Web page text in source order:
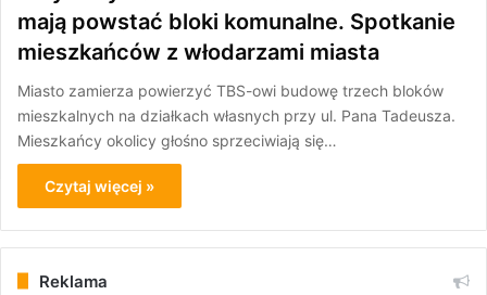
mają powstać bloki komunalne. Spotkanie
mieszkańców z włodarzami miasta
Miasto zamierza powierzyć TBS-owi budowę trzech bloków
mieszkalnych na działkach własnych przy ul. Pana Tadeusza.
Mieszkańcy okolicy głośno sprzeciwiają się…
Czytaj więcej »
Reklama